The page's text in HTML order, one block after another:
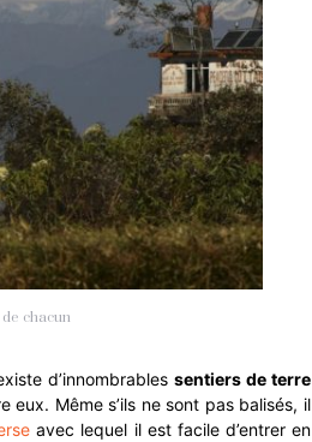
chacun
d’innombrables sentiers de terre
eux. Même s’ils ne sont pas balisés, il
avec lequel il est facile d’entrer en